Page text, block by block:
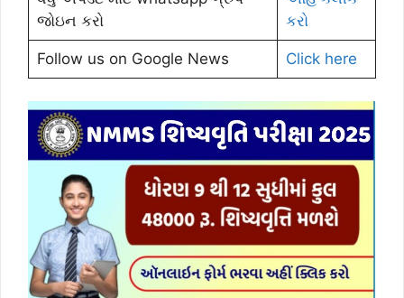
જોઇન કરો
કરો
Follow us on Google News Click here